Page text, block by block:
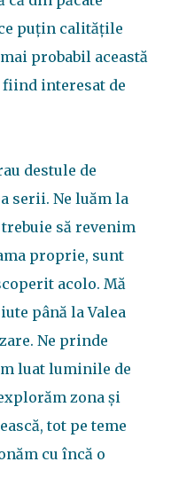
puțin calitățile
probabil această
interesat de
destule de
serii. Ne luăm la
să revenim
proprie, sunt
acolo. Mă
până la Valea
Ne prinde
luat luminile de
zona și
tot pe teme
cu încă o